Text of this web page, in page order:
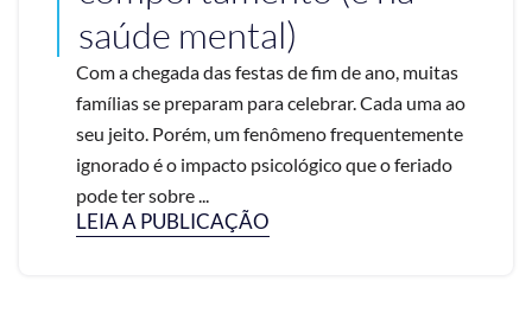
saúde mental)
Com a chegada das festas de fim de ano, muitas
famílias se preparam para celebrar. Cada uma ao
seu jeito. Porém, um fenômeno frequentemente
ignorado é o impacto psicológico que o feriado
pode ter sobre ...
LEIA A PUBLICAÇÃO